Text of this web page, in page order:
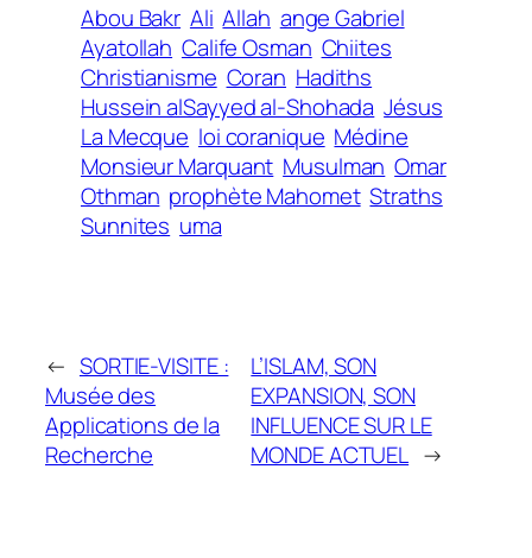
Abou Bakr Ali Allah ange Gabriel
Ayatollah Calife Osman Chiites
Christianisme Coran Hadiths
Hussein al­Sayyed al-Shohada Jésus
La Mecque loi coranique Médine
Monsieur Marquant Musulman Omar
Othman prophète Mahomet Straths
Sunnites uma
← SORTIE-VISITE :
Musée des
Applications de la
Recherche
L’ISLAM, SON
EXPANSION, SON
INFLUENCE SUR LE
MONDE ACTUEL →